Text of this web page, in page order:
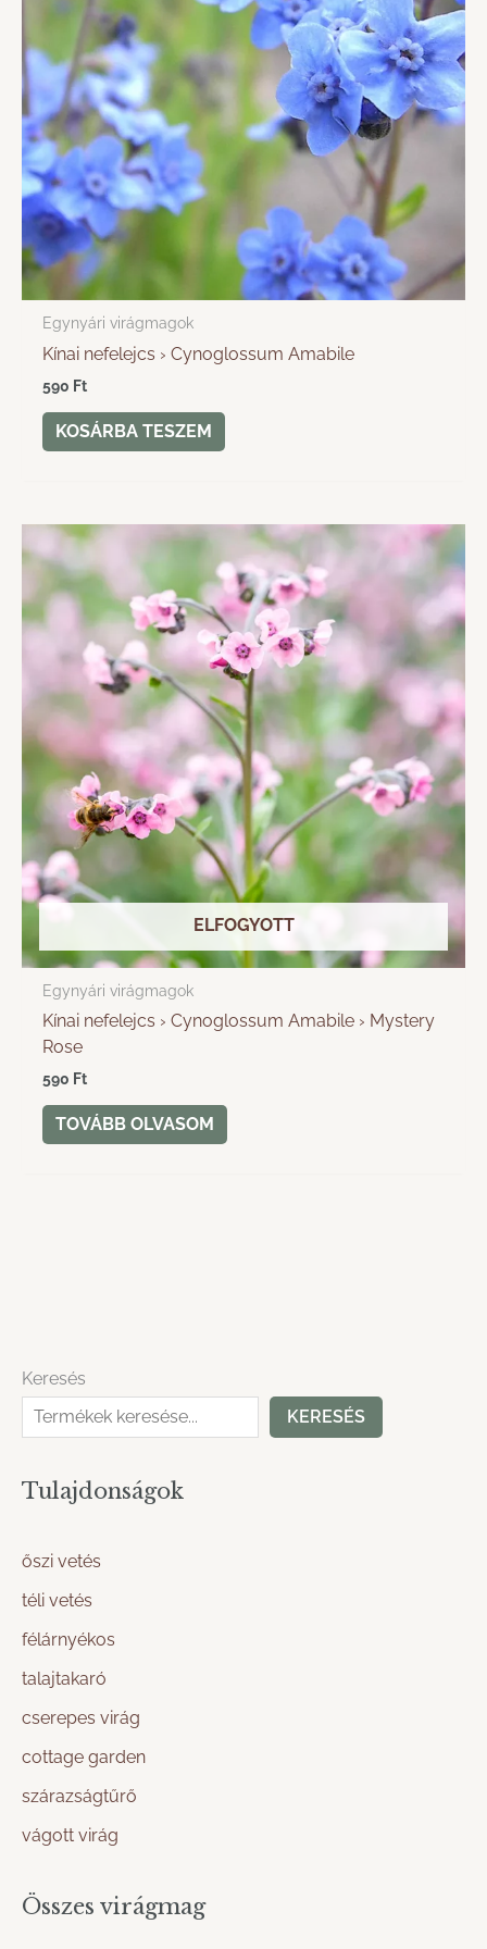
Keresés
KERESÉS
Tulajdonságok
őszi vetés
téli vetés
félárnyékos
talajtakaró
cserepes virág
cottage garden
szárazságtűrő
vágott virág
Összes virágmag
Egynyári virágmagok
Kínai nefelejcs › Cynoglossum Amabile
590 Ft
KOSÁRBA TESZEM
ELFOGYOTT
Egynyári virágmagok
Kínai nefelejcs › Cynoglossum Amabile › Mystery
Rose
590 Ft
TOVÁBB OLVASOM